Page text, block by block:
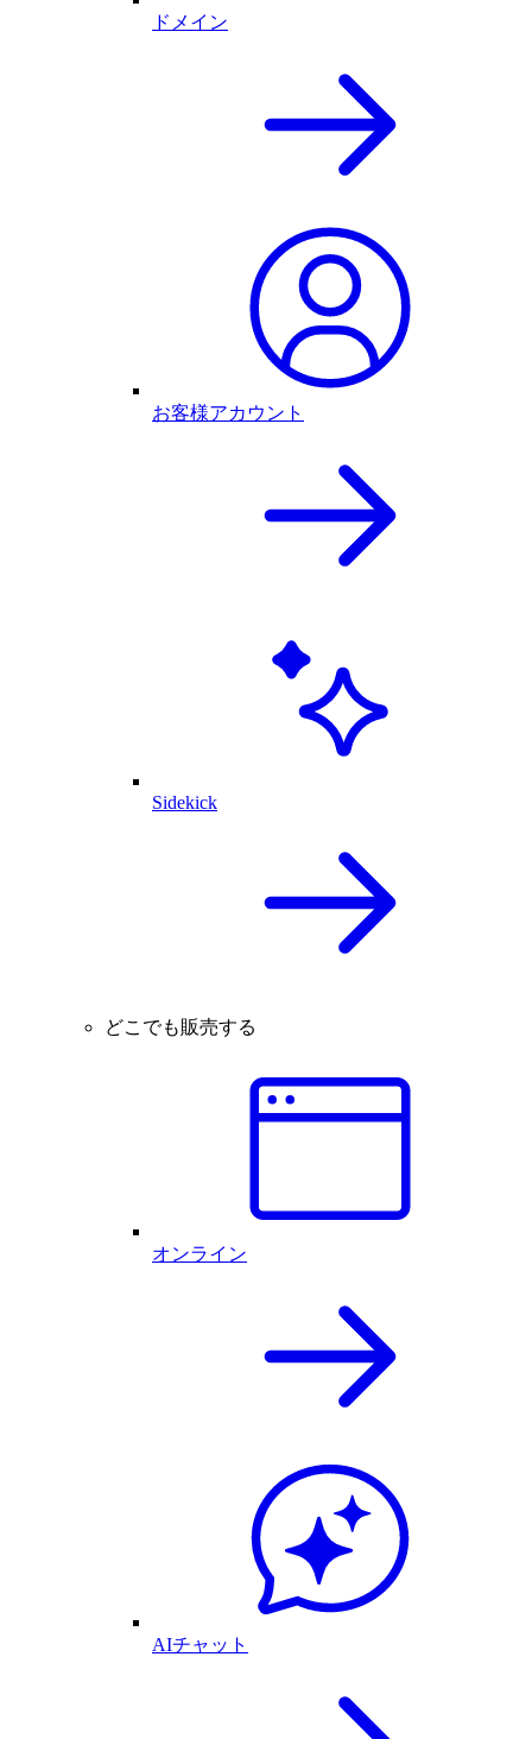
ドメイン
お客様アカウント
Sidekick
どこでも販売する
オンライン
AIチャット